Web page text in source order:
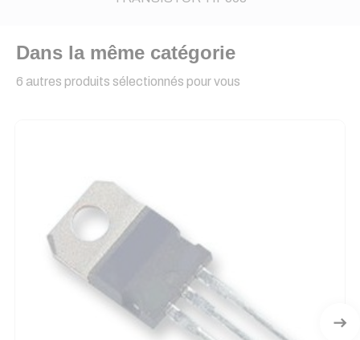
Dans la même catégorie
6 autres produits sélectionnés pour vous